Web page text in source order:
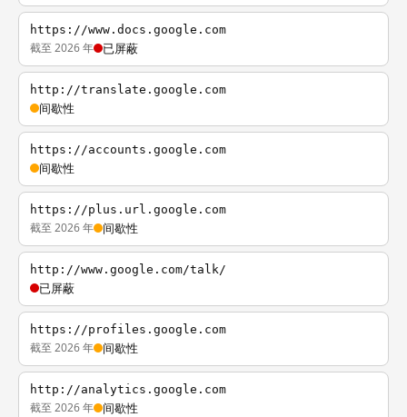
https://www.docs.google.com
截至 2026 年 已屏蔽
http://translate.google.com
间歇性
https://accounts.google.com
间歇性
https://plus.url.google.com
截至 2026 年 间歇性
http://www.google.com/talk/
已屏蔽
https://profiles.google.com
截至 2026 年 间歇性
http://analytics.google.com
截至 2026 年 间歇性